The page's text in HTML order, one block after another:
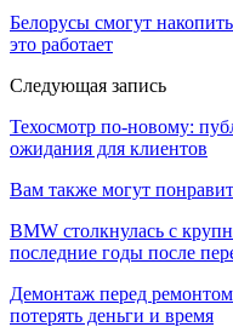
Белорусы смогут
это работает
Следующая запись
Техосмотр по-новому:
ожидания для клиентов
Вам также могут
BMW столкнулась с
последние годы после
Демонтаж перед
потерять деньги и время